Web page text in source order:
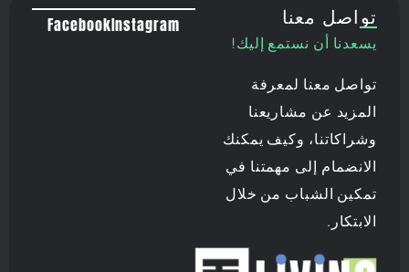
تواصل معنا
يسعدنا أن نستمع إليك!
تواصل معنا لمعرفة
المزيد عن مشاريعنا
وشراكاتنا، وكيف يمكنك
الانضمام إلى مهمتنا في
تمكين الشباب من خلال
الابتكار.
Instagram
Facebook